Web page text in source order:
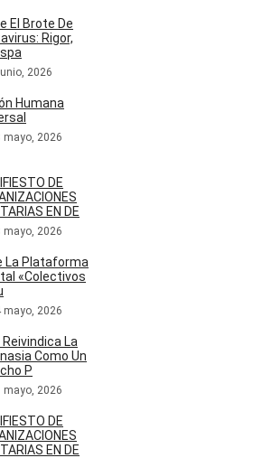
El Brote De
Rigor,
2026
Humana
mayo, 2026
DE
EN DE
mayo, 2026
La Plataforma
«Colectivos
mayo, 2026
Reivindica La
Como Un
P
mayo, 2026
DE
EN DE